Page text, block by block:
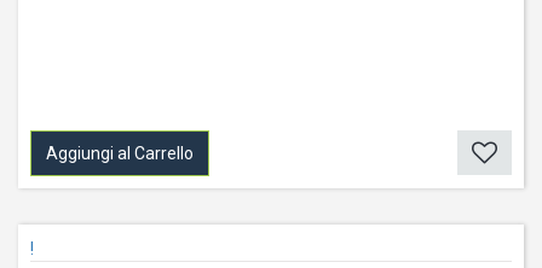
Aggiungi al Carrello
!